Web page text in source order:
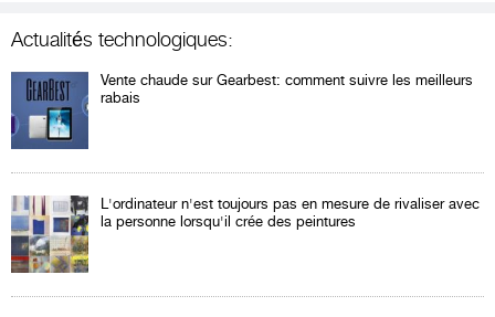
Actualités technologiques:
Vente chaude sur Gearbest: comment suivre les meilleurs
rabais
L'ordinateur n'est toujours pas en mesure de rivaliser avec
la personne lorsqu'il crée des peintures